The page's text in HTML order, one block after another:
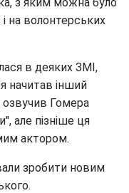
на волонтерських
в деяких ЗМІ,
начитав інший
озвучив Гомера
але пізніше ця
актором.
зробити новим